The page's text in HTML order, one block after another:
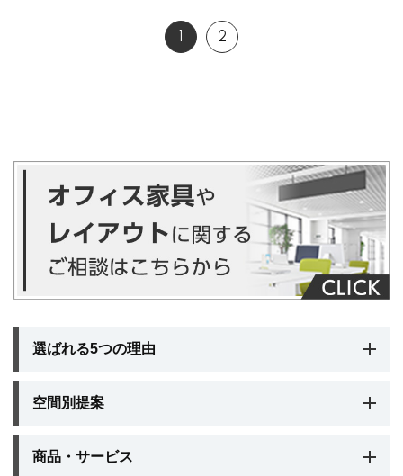
1 2
選ばれる5つの理由
空間別提案
商品・サービス